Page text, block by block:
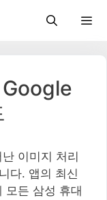
Google
이미지 처리
다. 앱의 최신
모든 삼성 휴대